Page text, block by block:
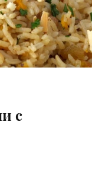
с